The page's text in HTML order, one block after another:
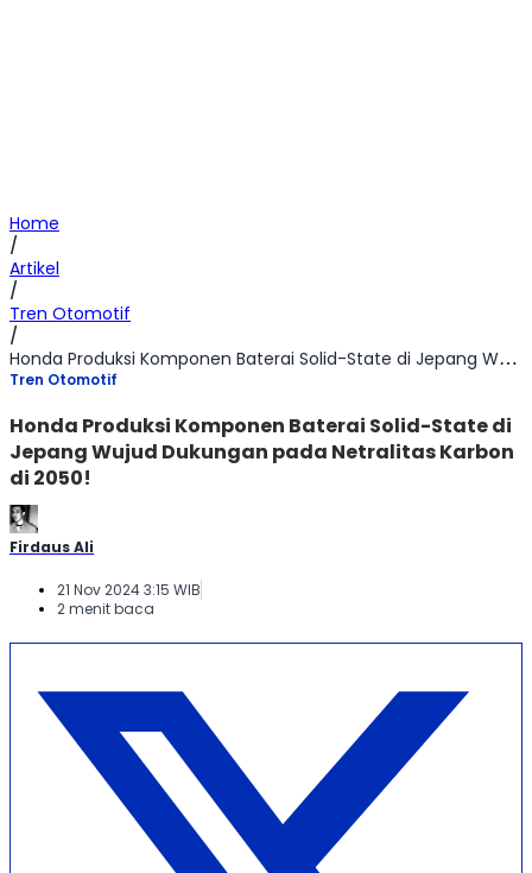
Home
/
Artikel
/
Tren Otomotif
/
Honda Produksi Komponen Baterai Solid-State di Jepang Wujud Dukungan pada Netralitas Karbon di 2050!
Tren Otomotif
Honda Produksi Komponen Baterai Solid-State di
Jepang Wujud Dukungan pada Netralitas Karbon
di 2050!
Firdaus Ali
21 Nov 2024 3:15 WIB
2 menit baca